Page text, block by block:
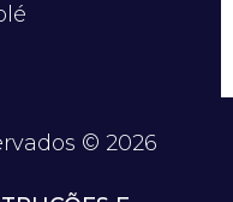
© 2026